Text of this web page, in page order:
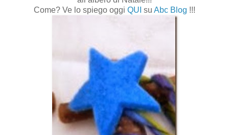
Come? Ve lo spiego oggi QUI su Abc Blog !!!